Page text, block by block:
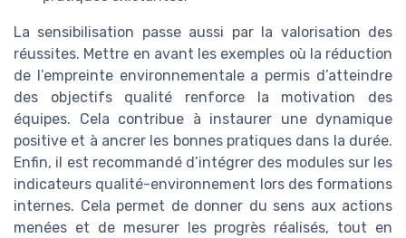
La sensibilisation passe aussi par la valorisation des
réussites. Mettre en avant les exemples où la réduction
de l’empreinte environnementale a permis d’atteindre
des objectifs qualité renforce la motivation des
équipes. Cela contribue à instaurer une dynamique
positive et à ancrer les bonnes pratiques dans la durée.
Enfin, il est recommandé d’intégrer des modules sur les
indicateurs qualité-environnement lors des formations
internes. Cela permet de donner du sens aux actions
menées et de mesurer les progrès réalisés, tout en